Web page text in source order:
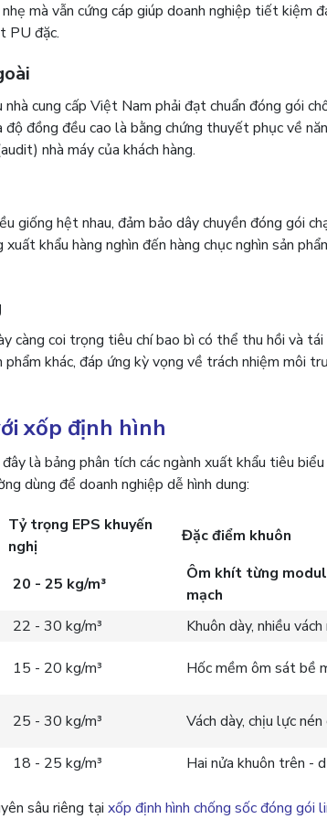
mà vẫn cứng cáp giúp doanh nghiệp tiết kiệm
PU đặc.
cung cấp Việt Nam phải đạt chuẩn đóng gói
độ đồng đều cao là bằng chứng thuyết phục về
nhà máy của khách hàng.
giống hệt nhau, đảm bảo dây chuyền đóng gói
khẩu hàng nghìn đến hàng chục nghìn sản
coi trọng tiêu chí bao bì có thể thu hồi và tái
khác, đáp ứng kỳ vọng về trách nhiệm môi
xốp định hình
là bảng phân tích các ngành xuất khẩu tiêu
dùng để doanh nghiệp dễ hình dung:
Tỷ trọng EPS khuyến
nghị
Đặc điểm khuôn
20 - 25 kg/m³
Ôm khít từng
mạch
22 - 30 kg/m³
Khuôn dày, nhiều
15 - 20 kg/m³ Hốc mềm ôm sát bề
25 - 30 kg/m³ Vách dày, chịu lực
18 - 25 kg/m³ Hai nửa khuôn trên -
sâu riêng tại xốp định hình chống sốc đóng gói